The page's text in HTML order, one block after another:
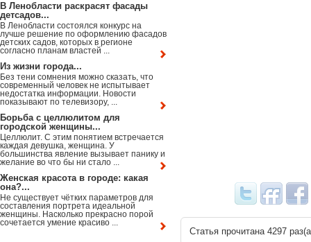
Статья прочитана 4297
В Ленобласти раскрасят фасады
детсадов...
В Ленобласти состоялся конкурс на
лучше решение по оформлению фасадов
детских садов, которых в регионе
согласно планам властей ...
Из жизни города...
Без тени сомнения можно сказать, что
современный человек не испытывает
недостатка информации. Новости
показывают по телевизору, ...
Борьба с целлюлитом для
городской женщины...
Целлюлит. С этим понятием встречается
каждая девушка, женщина. У
большинства явление вызывает панику и
желание во что бы ни стало ...
Женская красота в городе: какая
она?...
Не существует чётких параметров для
составления портрета идеальной
женщины. Насколько прекрасно порой
сочетается умение красиво ...